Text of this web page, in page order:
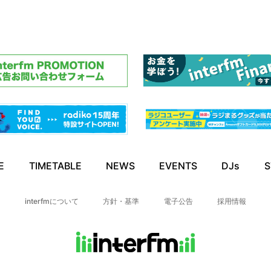
TIMETABLE NEWS EVENTS DJs
interfmについて 方針・基準 電子公告 採用情報